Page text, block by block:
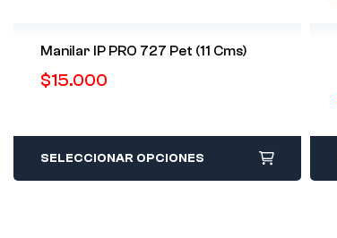
Manilar IP PRO 727 Pet (11 Cms)
$15.000
SELECCIONAR OPCIONES